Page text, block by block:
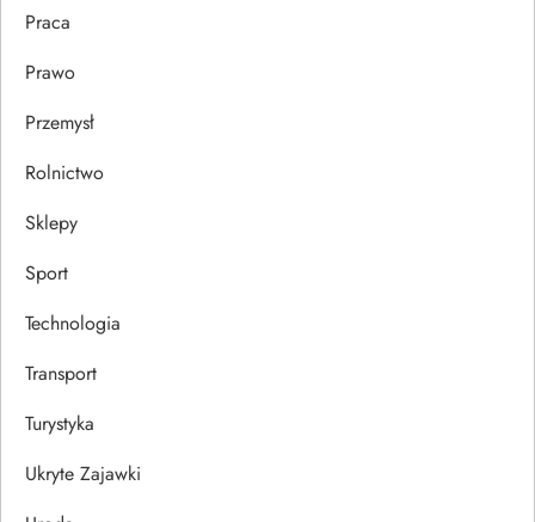
Praca
Prawo
Przemysł
Rolnictwo
Sklepy
Sport
Technologia
Transport
Turystyka
Ukryte Zajawki